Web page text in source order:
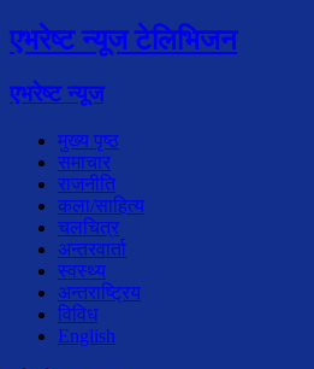
एभरेष्ट न्यूज टेलिभिजन
एभरेष्ट न्यूज
मुख्य पृष्ठ
समाचार
राजनीति
कला/साहित्य
चलचित्र
अन्तरवार्ता
स्वस्थ्य
अन्तराष्ट्रिय
विविध
English